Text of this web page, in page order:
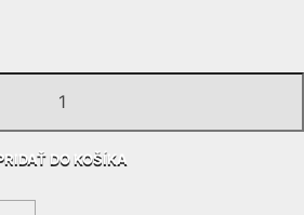
DO KOŠÍKA